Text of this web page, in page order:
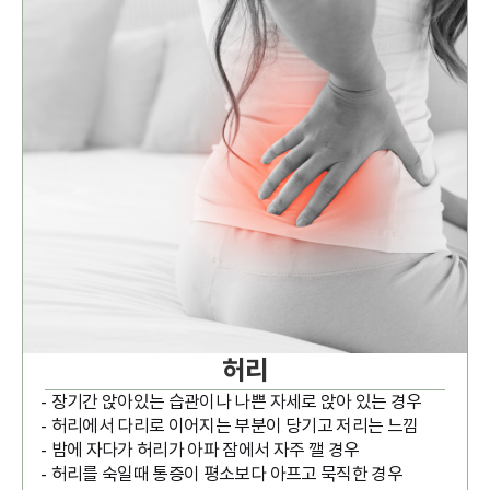
허리
장기간 앉아있는 습관이나 나쁜 자세로 앉아 있는 경우
허리에서 다리로 이어지는 부분이 당기고 저리는 느낌
밤에 자다가 허리가 아파 잠에서 자주 깰 경우
허리를 숙일때 통증이 평소보다 아프고 묵직한 경우